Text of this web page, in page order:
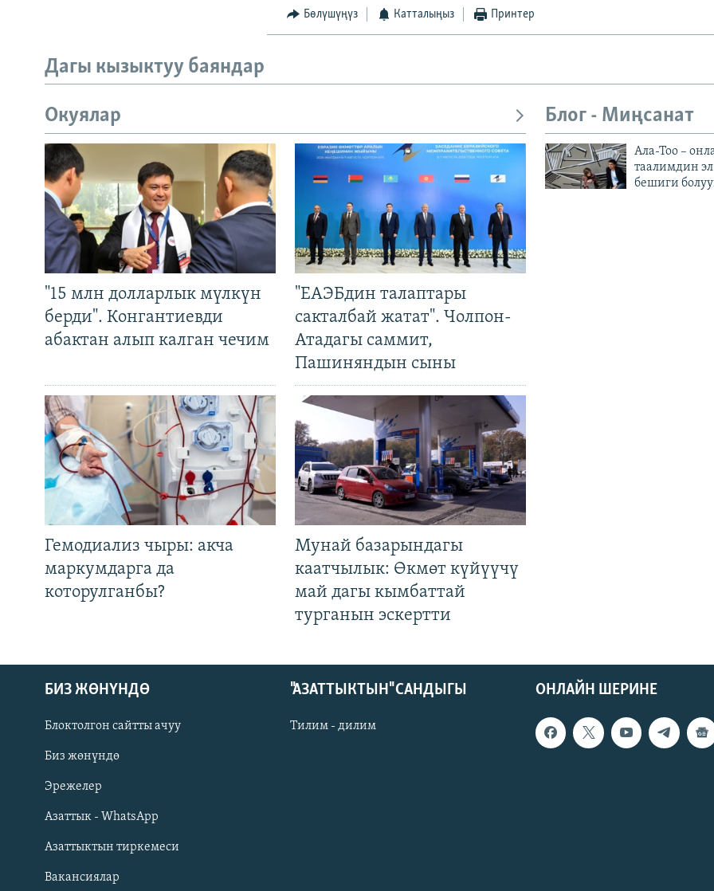
Русский
ОНЛАЙН ШЕРИНЕ
Бөлүшүңүз Катталыңыз Принтер
Дагы кызыктуу баяндар
Окуялар
"15 млн долларлык мүлкүн
берди". Конгантиевди
абактан алып калган чечим
"ЕАЭБдин талаптары
сакталбай жатат". Чолпон-
Атадагы саммит,
Пашиняндын сыны
Гемодиализ чыры: акча
маркумдарга да
которулганбы?
Мунай базарындагы
каатчылык: Өкмөт күйүүчү
май дагы кымбаттай
турганын эскертти
Блог - Миңсанат
Ала-Тоо –
таалимдин
бешиги
ОНЛАЙН ШЕРИНЕ
БИЗ ЖӨНҮНДӨ
Блоктолгон сайтты ачуу
Биз жөнүндө
Эрежелер
Азаттык - WhatsApp
Азаттыктын тиркемеси
Вакансиялар
"АЗАТТЫКТЫН" САНДЫГЫ
Тилим - дилим